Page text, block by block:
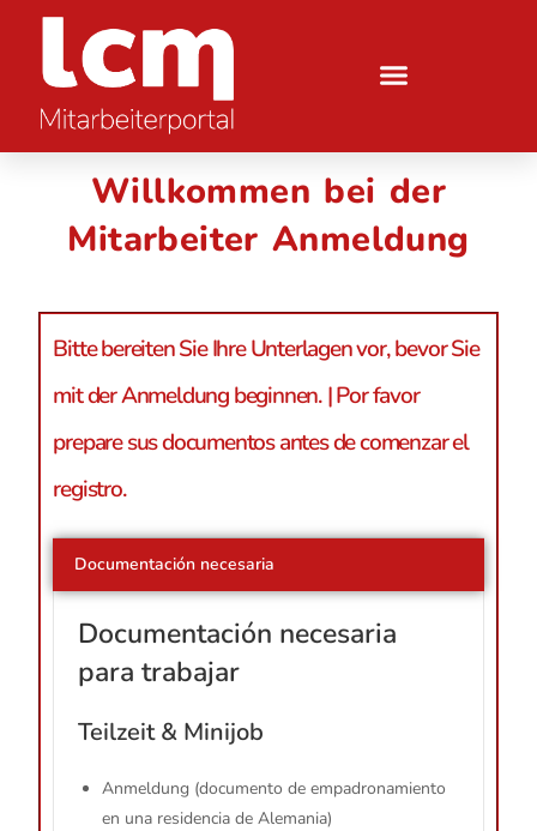
Willkommen bei der
Mitarbeiter Anmeldung
Bitte bereiten Sie Ihre Unterlagen vor, bevor Sie
mit der Anmeldung beginnen. | Por favor
prepare sus documentos antes de comenzar el
registro.
Documentación necesaria
Documentación necesaria
para trabajar
Teilzeit & Minijob
Anmeldung (documento de empadronamiento
en una residencia de Alemania)